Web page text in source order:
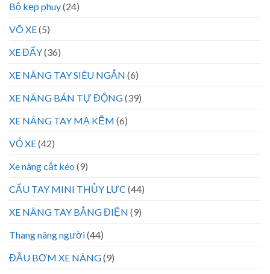
Bộ kẹp phuy(24)
VÕ XE(5)
XE ĐẨY(36)
XE NÂNG TAY SIÊU NGẮN (6)
XE NÂNG BÁN TỰ ĐỘNG(39)
XE NÂNG TAY MẠ KẼM (6)
VỎ XE(42)
Xe nâng cắt kéo (9)
CẨU TAY MINI THỦY LỰC (44)
XE NÂNG TAY BẰNG ĐIỆN (9)
Thang nâng người(44)
ĐẦU BƠM XE NÂNG(9)